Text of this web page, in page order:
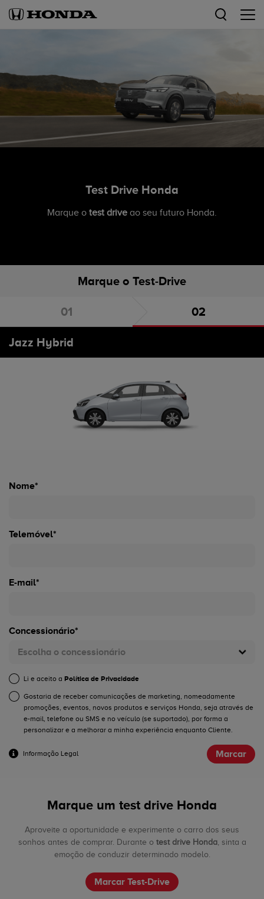
Test Drive Honda
Marque o test drive ao seu futuro Honda.
Marque o Test-Drive
Escolha o carro Marque o Test-Drive
Jazz Hybrid
Nome*
Telemóvel*
E-mail*
Concessionário*
Escolha o concessionário
Li e aceito a Política de Privacidade
Gostaria de receber comunicações de marketing, nomeadamente
promoções, eventos, novos produtos e serviços Honda, seja através de
e-mail, telefone ou SMS e no veículo (se suportado), por forma a
personalizar e a melhorar a minha experiência enquanto Cliente.
Informação Legal Marcar
Marque um test drive Honda
Aproveite a oportunidade e experimente o carro dos seus
sonhos antes de comprar. Durante o test drive Honda, sinta a
emoção de conduzir determinado modelo.
Marcar Test-Drive